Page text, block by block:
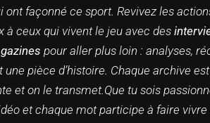
façonné ce sport. Revivez les
à ceux qui vivent le jeu avec des
pour aller plus loin : analyses,
pièce d’histoire. Chaque archive
et on le transmet.Que tu sois
et chaque mot participe à faire vivre